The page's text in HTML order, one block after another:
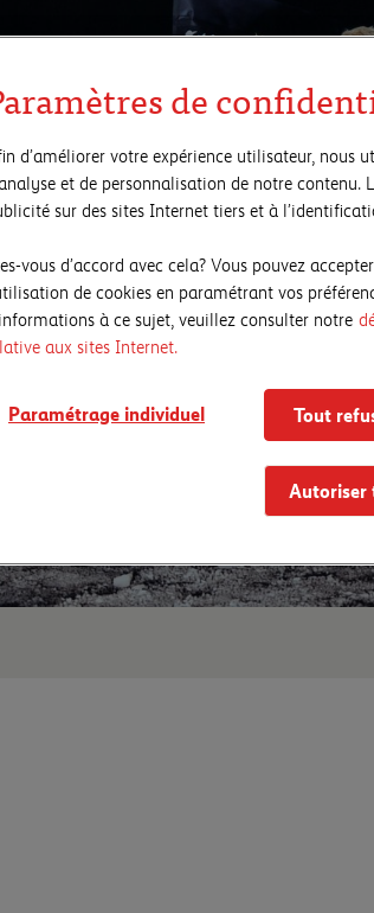
de
d’améliorer votre expérience utilisateur, nous
et de personnalisation de notre contenu.
sur des sites Internet tiers et à
vous d’accord avec cela? Vous pouvez
de cookies en paramétrant vos
à ce sujet, veuillez consulter notre
aux sites Internet.
Paramétrage individuel Tout
Autoriser